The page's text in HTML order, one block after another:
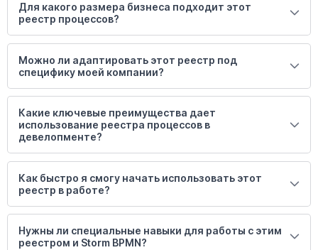
Для какого размера бизнеса подходит этот
реестр процессов?
Можно ли адаптировать этот реестр под
специфику моей компании?
Какие ключевые преимущества дает
использование реестра процессов в
девелопменте?
Как быстро я смогу начать использовать этот
реестр в работе?
Нужны ли специальные навыки для работы с этим
реестром и Storm BPMN?